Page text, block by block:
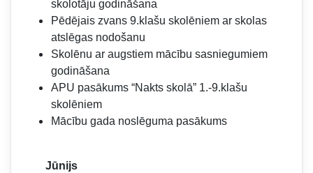
skolotāju godināšana
Pēdējais zvans 9.klašu skolēniem ar skolas
atslēgas nodošanu
Skolēnu ar augstiem mācību sasniegumiem
godināšana
APU pasākums “Nakts skolā” 1.-9.klašu
skolēniem
Mācību gada noslēguma pasākums
Jūnijs